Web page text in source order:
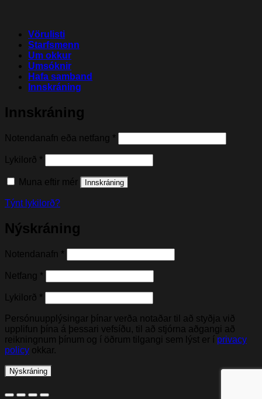
Vörulisti
Starfsmenn
Um okkur
Umsóknir
Hafa samband
Innskráning
Innskráning
Notendanafn eða netfang *
Lykilorð *
Muna eftir mér Innskráning
Týnt lykilorð?
Nýskráning
Notendanafn *
Netfang *
Lykilorð *
Persónuupplýsingar þínar verða notaðar til að styðja við
upplifun þína á þessari vefsíðu, til að stjórna aðgangi að
reikningnum þínum og í öðrum tilgangi sem lýst er í privacy
policy okkar.
Nýskráning